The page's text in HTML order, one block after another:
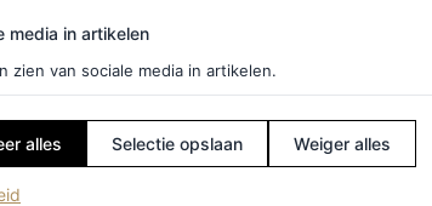
Rihanna’s comeback naar het podium
op, maar leek er wel naar te hinten: “Muzikaal
[en] creëren van dingen die nieuw zijn. Dingen
nooit logisch zullen zijn voor mijn fans”,
met muziek.”
in artikelen
media in artikelen
zien van sociale media in artikelen.
alles Selectie opslaan Weiger alles